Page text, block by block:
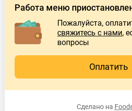
Работа меню
Пожалуйста,
свяжитесь с нами,
вопросы
Оплатить
Сделано на